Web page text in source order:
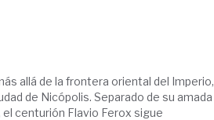
allá de la frontera oriental del Imperio,
de Nicópolis. Separado de su amada
centurión Flavio Ferox sigue